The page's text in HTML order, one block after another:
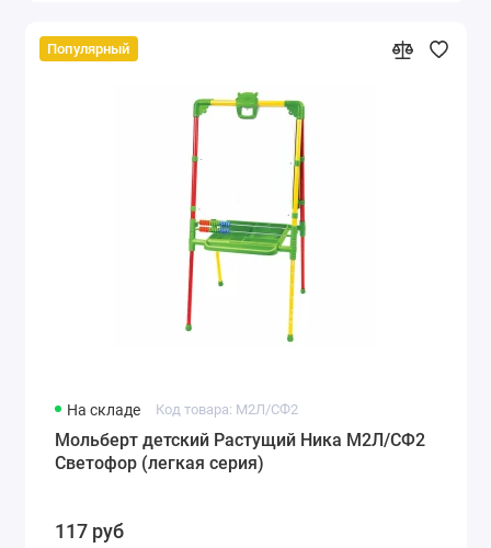
Популярный
На складе Код товара: М2Л/СФ2
Мольберт детский Растущий Ника М2Л/СФ2
Светофор (легкая серия)
117 руб